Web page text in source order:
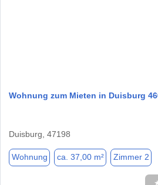
Wohnung zum Mieten in Duisburg
Duisburg, 47198
Wohnung ca. 37,00 m² Zimmer 2